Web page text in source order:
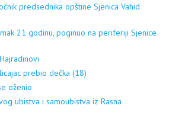
predsednika opštine Sjenica Vahid
21 godinu, poginuo na periferiji Sjenice
prebio dečka (18)
oženio
ubistva i samoubistva iz Rasna